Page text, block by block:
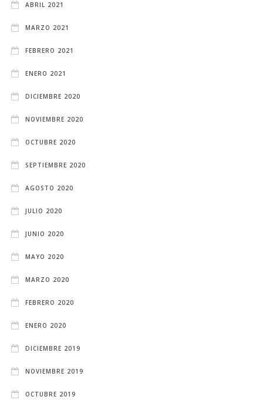
ABRIL 2021
MARZO 2021
FEBRERO 2021
ENERO 2021
DICIEMBRE 2020
NOVIEMBRE 2020
OCTUBRE 2020
SEPTIEMBRE 2020
AGOSTO 2020
JULIO 2020
JUNIO 2020
MAYO 2020
MARZO 2020
FEBRERO 2020
ENERO 2020
DICIEMBRE 2019
NOVIEMBRE 2019
OCTUBRE 2019